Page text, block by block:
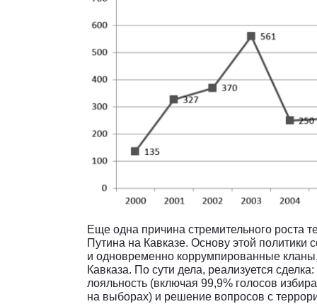
Еще одна причина стремительного роста
Путина на Кавказе. Основу этой политики
и одновременно коррумпированные
Кавказа. По сути дела, реализуется
лояльность (включая 99,9% голосов
на выборах) и решение вопросов с